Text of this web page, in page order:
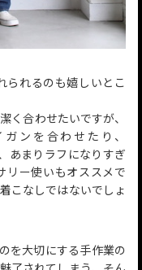
られるのも嬉しいとこ
く合わせたいですが、
ガンを合わせたり、
あまりラフになりすぎ
リー使いもオススメで
こなしではないでしょ
を大切にする手作業の